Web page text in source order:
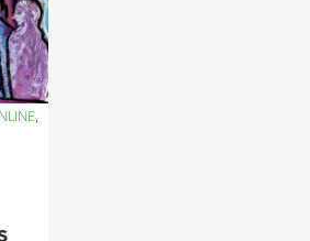
,